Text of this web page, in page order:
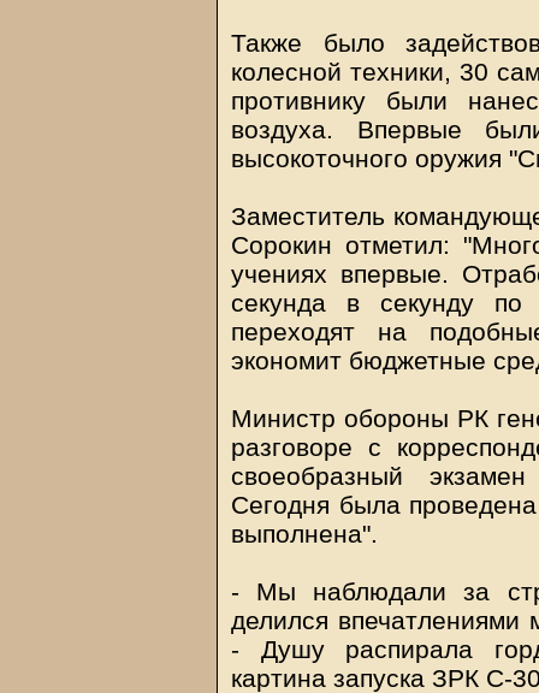
Также было
колесной техники, 30
противнику были
воздуха. Впервые
высокоточного оружия
Заместитель
Сорокин отметил:
учениях впервые.
секунда в секунду
переходят на
экономит бюджетные
Министр обороны РК
разговоре с
своеобразный
Сегодня была
выполнена".
- Мы наблюдали за
делился впечатлениями
- Душу распирала
картина запуска ЗРК С-